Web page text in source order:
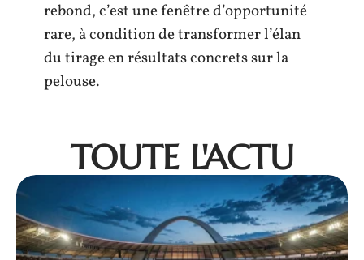
rebond, c’est une fenêtre d’opportunité
rare, à condition de transformer l’élan
du tirage en résultats concrets sur la
pelouse.
TOUTE L'ACTU